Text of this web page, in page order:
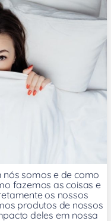
somos e de como
fazemos as coisas e
os nossos
produtos de nossos
deles em nossa